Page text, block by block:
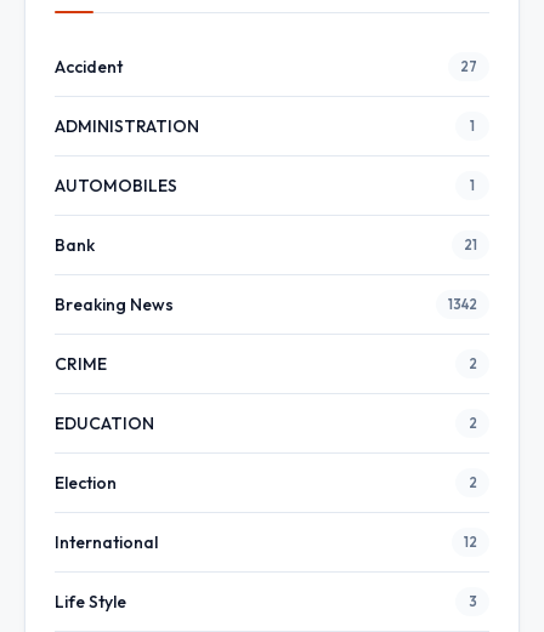
Accident 27
ADMINISTRATION 1
AUTOMOBILES 1
Bank 21
Breaking News 1342
CRIME 2
EDUCATION 2
Election 2
International 12
Life Style 3